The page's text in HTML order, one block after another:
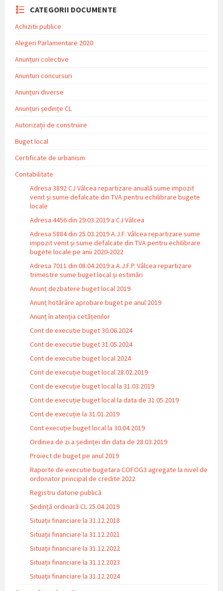
CATEGORII DOCUMENTE
Achizitii publice
Alegeri Parlamentare 2020
Anunțuri colective
Anunturi concursuri
Anunțuri diverse
Anunțuri ședințe CL
Autorizații de construire
Buget local
Certificate de urbanism
Contabilitate
Adresa 3892 CJ Vâlcea repartizare anuală sume impozit
venit și sume defalcate din TVA pentru echilibrare bugete
locale
Adresa 4456 din 29.03.2019 a CJ Vâlcea
Adresa 5884 din 25.03.2019 A.J.F. Vâlcea repartizare sume
impozit venit și sume defalcate din TVA pentru echilibrare
bugete locale pe anii 2020-2022
Adresa 7011 din 08.04.2019 a A.J.F.P. Vâlcea repartizare
trimestre sume buget local și estimări
Anunț dezbatere buget local 2019
Anunț hotărâre aprobare buget pe anul 2019
Anunț în atenția cetățenilor
Cont de executie buget 30.06.2024
Cont de executie buget 31.05.2024
Cont de executie buget local 2024
Cont de execuție buget local 28.02.2019
Cont de execuție buget local la 31.03.2019
Cont de execuție buget local la data de 31.05.2019
Cont de execuție la 31.01.2019
Cont execuție buget local la 30.04.2019
Ordinea de zi a ședinței din data de 28.03.2019
Proiect de buget pe anul 2019
Raporte de executie bugetara COFOG3 agregate la nivel de
ordonator principal de credite 2022
Registru datorie publică
Ședință ordinară CL 25.04.2019
Situații financiare la 31.12.2018
Situaţii financiare la 31.12.2021
Situaţii financiare la 31.12.2022
Situații financiare la 31.12.2023
Situaţii financiare la 31.12.2024